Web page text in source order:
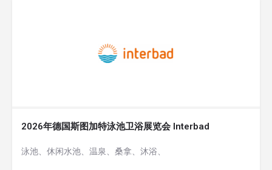
2026年德国斯图加特泳池卫浴展览会 Interbad
泳池、休闲水池、温泉、桑拿、沐浴、